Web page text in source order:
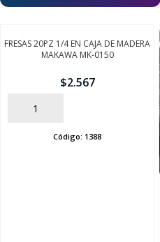
FRESAS 20PZ 1/4 EN CAJA DE MADERA
MAKAWA MK-0150
$2.567
AÑADIR
Código: 1388